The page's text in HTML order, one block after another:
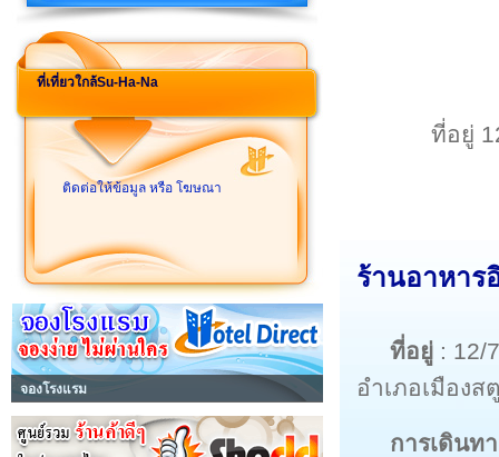
ที่เที่ยวใกล้Su-Ha-Na
ติดต่อให้ข้อมูล หรือ โฆษณา
จองโรงแรม
ที่อยู่
ร้านอาหาร
ที่อยู่ : 12/
อำเภอเมือง
การเดินท